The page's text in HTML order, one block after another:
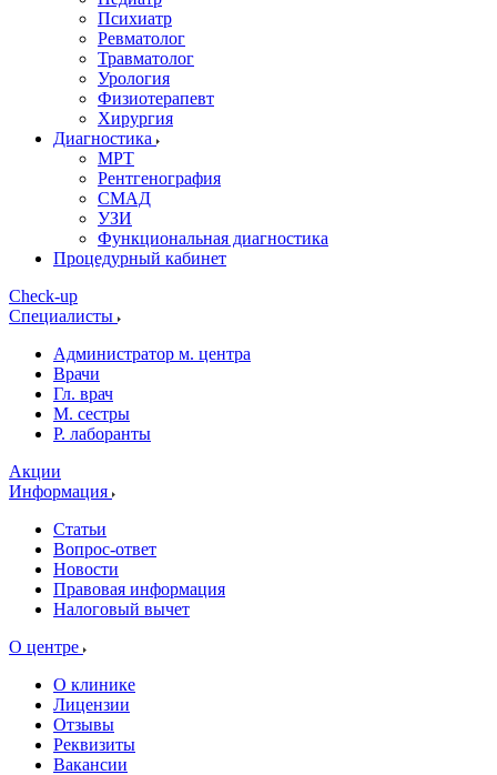
Психиатр
Ревматолог
Травматолог
Урология
Физиотерапевт
Хирургия
Диагностика
МРТ
Рентгенография
СМАД
УЗИ
Функциональная диагностика
Процедурный кабинет
Cheсk-up
Специалисты
Администратор м. центра
Врачи
Гл. врач
М. сестры
Р. лаборанты
Акции
Информация
Статьи
Вопрос-ответ
Новости
Правовая информация
Налоговый вычет
О центре
О клинике
Лицензии
Отзывы
Реквизиты
Вакансии